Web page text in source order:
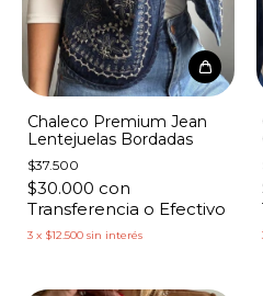
Chaleco Premium Jean
Lentejuelas Bordadas
$37.500
$30.000 con
Transferencia o Efectivo
3 x $12.500 sin interés